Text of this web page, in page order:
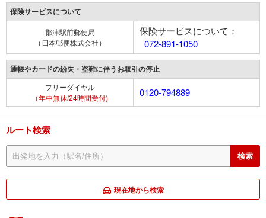
保険サービスについて
郡津駅前郵便局
（日本郵便株式会社）
保険サービスについて：
072-891-1050
通帳やカードの紛失・盗難に伴うお取引の停止
フリーダイヤル
（年中無休/24時間受付)
0120-794889
ルート検索
現在地から検索